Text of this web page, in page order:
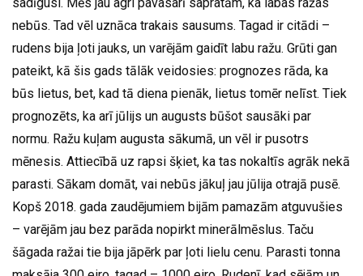
nebūs. Tad vēl uznāca trakais sausums. Tagad ir citādi –
rudens bija ļoti jauks, un varējām gaidīt labu ražu. Grūti gan
pateikt, kā šis gads tālāk veidosies: prognozes rāda, ka
būs lietus, bet, kad tā diena pienāk, lietus tomēr nelīst. Tiek
prognozēts, ka arī jūlijs un augusts būšot sausāki par
normu. Ražu kuļam augusta sākumā, un vēl ir pusotrs
mēnesis. Attiecībā uz rapsi šķiet, ka tas nokaltīs agrāk nekā
parasti. Sākam domāt, vai nebūs jākuļ jau jūlija otrajā pusē.
Kopš 2018. gada zaudējumiem bijām pamazām atguvušies
– varējām jau bez parāda nopirkt minerālmēslus. Taču
šāgada ražai tie bija jāpērk par ļoti lielu cenu. Parasti tonna